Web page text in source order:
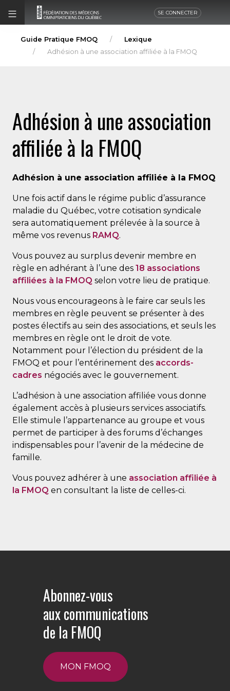
SE CONNECTER
Guide Pratique FMOQ
Lexique
Adhésion à une association affiliée à la FMOQ
Adhésion à une association
affiliée à la FMOQ
Adhésion à une association affiliée à la FMOQ
Une fois actif dans le régime public d’assurance
maladie du Québec, votre cotisation syndicale
sera automatiquement prélevée à la source à
même vos revenus RAMQ.
Vous pouvez au surplus devenir membre en
règle en adhérant à l’une des 18 associations
affiliées à la FMOQ selon votre lieu de pratique.
Nous vous encourageons à le faire car seuls les
membres en règle peuvent se présenter à des
postes électifs au sein des associations, et seuls les
membres en règle ont le droit de vote.
Notamment pour l’élection du président de la
FMOQ et pour l’entérinement des accords-
cadres négociés avec le gouvernement.
L’adhésion à une association affiliée vous donne
également accès à plusieurs services associatifs.
Elle stimule l’appartenance au groupe et vous
permet de participer à des forums d’échanges
indispensables pour l’avenir de la médecine de
famille.
Vous pouvez adhérer à une association affiliée à
la FMOQ en consultant la liste de celles-ci.
Abonnez-vous
aux communications
de la FMOQ
MON FMOQ